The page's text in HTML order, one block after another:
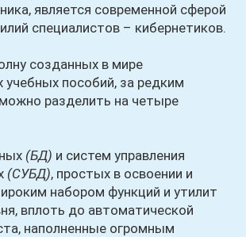
является современной сферой
специалистов – кибернетиков.
созданных в мире
пособий, за редким
разделить на четыре
(БД) и систем управления
(СУБД), простых в освоении и
набором функций и утилит
вплоть до автоматической
наполненные огромным